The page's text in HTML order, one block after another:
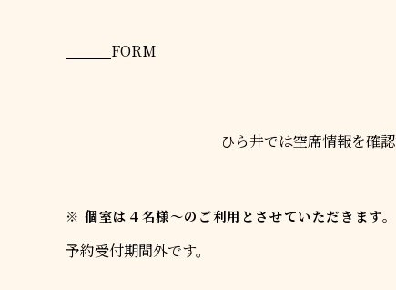
FORM
ひら井では空席情報を確
個室は４名様〜のご利用とさせていただきます。
予約受付期間外です。